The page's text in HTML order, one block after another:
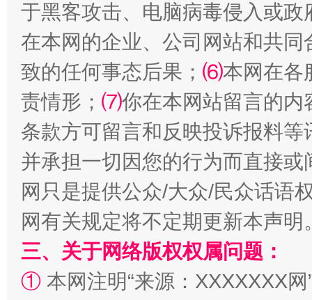
全民健身五年计划来了！等你上场
阿坝州三大球赛在茂县开幕 规模
于黑客攻击、电脑病毒侵入或
在本网的企业、公司网站和共
致的任何事态后果； ⑹本网在各
责情形； ⑺你在本网站留言的内
条款方可留言和反映投诉报料
并承担一切因您的行为而直接
网只是提供公众/大众/民众话语
网有关规定将不定期更新本声明
三、关于网络版权权属问题：
① 本网注明“来源：XXXXXXX